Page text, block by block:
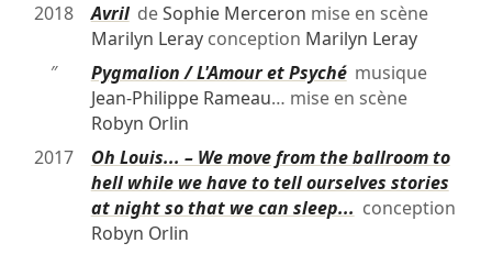
2018
AvrildeSophie Merceron mise en scène
Marilyn Lerayconception Marilyn Leray
″
Pygmalion / L'Amour et Psychémusique
Jean-Philippe Rameau… mise en scène
Robyn Orlin
2017
Oh Louis... – We move from the ballroom to
hell while we have to tell ourselves stories
at night so that we can sleep... conception
Robyn Orlin